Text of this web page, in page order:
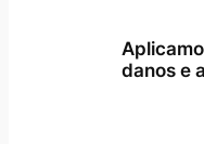
danos e